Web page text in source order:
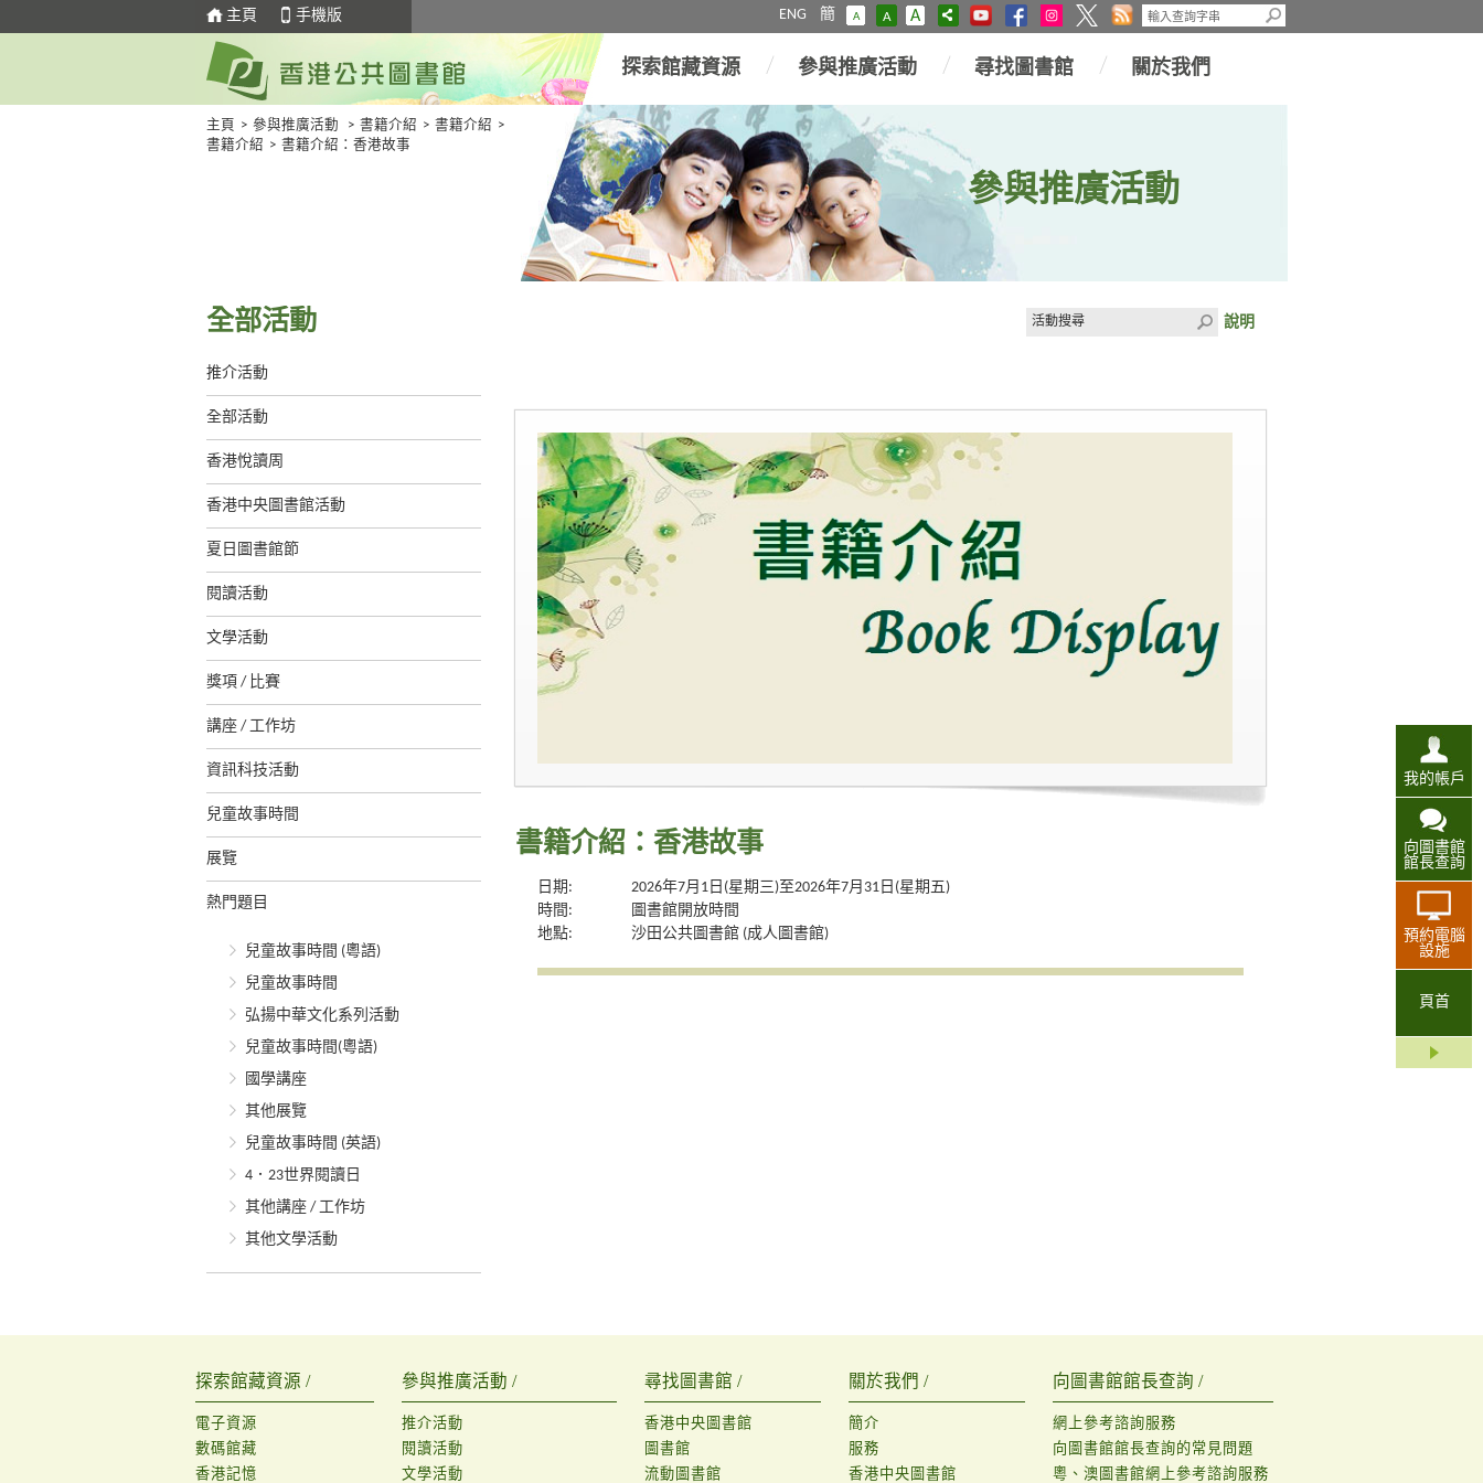
主頁 手機版 ENG 簡 A A A
我的帳戶
向圖書館
館長查詢
預約電腦
設施
頁首
探索館藏資源 參與推廣活動 尋找圖書館 關於我們
主頁 > 參與推廣活動 > 書籍介紹 > 書籍介紹 >
書籍介紹 > 書籍介紹：香港故事
參與推廣活動
全部活動
推介活動
全部活動
香港悅讀周
香港中央圖書館活動
夏日圖書館節
閱讀活動
文學活動
獎項 / 比賽
講座 / 工作坊
資訊科技活動
兒童故事時間
展覽
熱門題目
兒童故事時間 (粵語)
兒童故事時間
弘揚中華文化系列活動
兒童故事時間(粵語)
國學講座
其他展覽
兒童故事時間 (英語)
4．23世界閱讀日
其他講座 / 工作坊
其他文學活動
說明
書籍介紹：香港故事
日期:
2026年7月1日(星期三)至2026年7月31日(星期五)
時間:
圖書館開放時間
地點:
沙田公共圖書館 (成人圖書館)
探索館藏資源 /
電子資源
數碼館藏
香港記憶
參與推廣活動 /
推介活動
閱讀活動
文學活動
尋找圖書館 /
香港中央圖書館
圖書館
流動圖書館
關於我們 /
簡介
服務
香港中央圖書館
向圖書館館長查詢 /
網上參考諮詢服務
向圖書館館長查詢的常見問題
粵、澳圖書館網上參考諮詢服務